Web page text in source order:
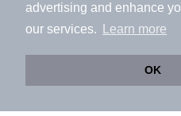
advertising and enhance
our services.
Learn more
OK
サクサク動く
©NIFTY